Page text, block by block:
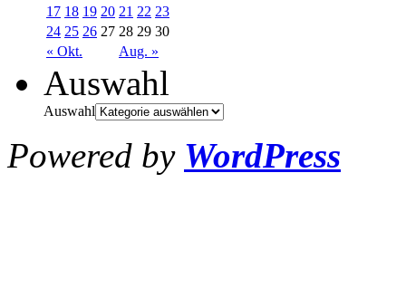
« Okt. Aug. »
17 18 19 20 21 22 23
24 25 26 27 28 29 30
Auswahl
Auswahl
Powered by WordPress